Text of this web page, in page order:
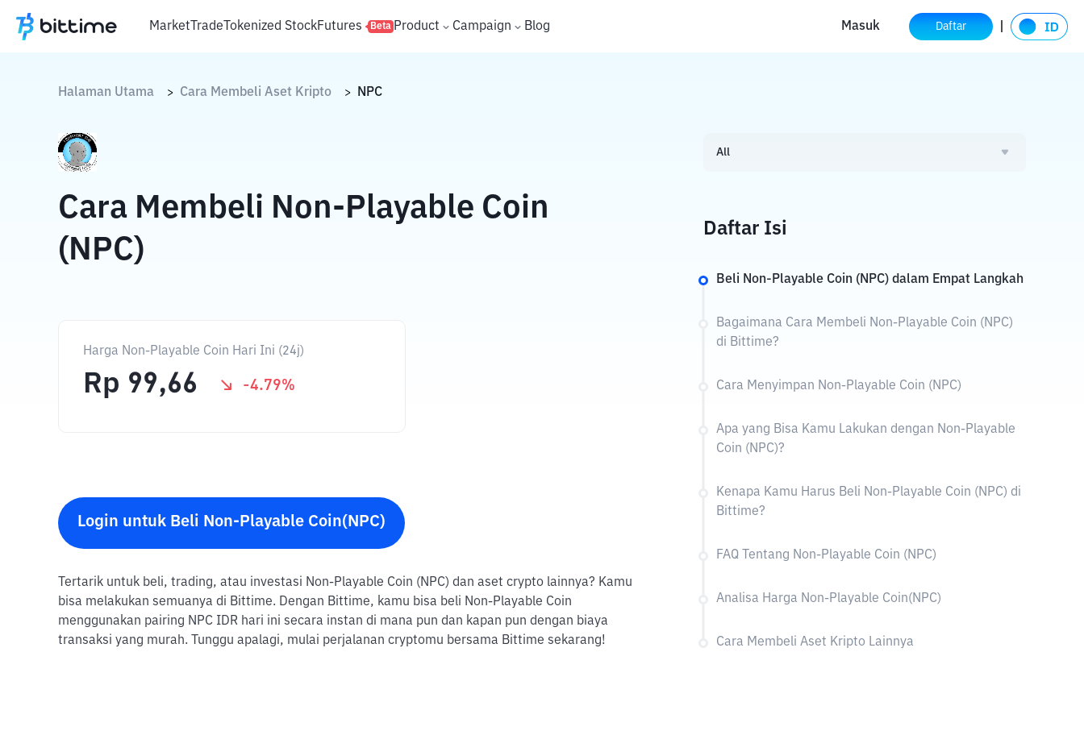
MarketTradeTokenized StockFutures Beta Product Campaign Blog Masuk Daftar
Halaman Utama > Cara Membeli Aset Kripto > NPC
Cara Membeli Non-Playable Coin
(NPC)
Harga Non-Playable Coin Hari Ini (24j)
Rp 99,66 -4.79%
Login untuk Beli Non-Playable Coin(NPC)
Tertarik untuk beli, trading, atau investasi Non-Playable Coin (NPC) dan aset crypto lainnya? Kamu
bisa melakukan semuanya di Bittime. Dengan Bittime, kamu bisa beli Non-Playable Coin
menggunakan pairing NPC IDR hari ini secara instan di mana pun dan kapan pun dengan biaya
transaksi yang murah. Tunggu apalagi, mulai perjalanan cryptomu bersama Bittime sekarang!
All
Daftar Isi
Beli Non-Playable Coin (NPC) dalam Empat Langkah
Bagaimana Cara Membeli Non-Playable Coin (NPC)
di Bittime?
Cara Menyimpan Non-Playable Coin (NPC)
Apa yang Bisa Kamu Lakukan dengan Non-Playable
Coin (NPC)?
Kenapa Kamu Harus Beli Non-Playable Coin (NPC) di
Bittime?
FAQ Tentang Non-Playable Coin (NPC)
Analisa Harga Non-Playable Coin(NPC)
Cara Membeli Aset Kripto Lainnya